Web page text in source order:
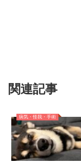
関連記事
病気・怪我・手術